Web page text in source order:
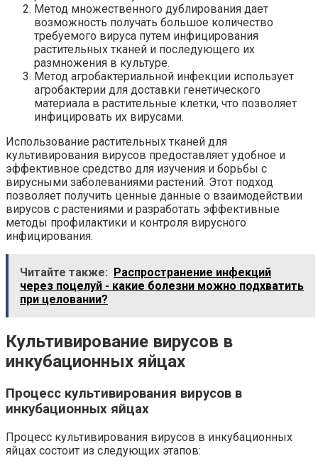
Метод множественного дублирования дает
возможность получать большое количество
требуемого вируса путем инфицирования
растительных тканей и последующего их
размножения в культуре.
Метод агробактериальной инфекции использует
агробактерии для доставки генетического
материала в растительные клетки, что позволяет
инфицировать их вирусами.
Использование растительных тканей для
культивирования вирусов предоставляет удобное и
эффективное средство для изучения и борьбы с
вирусными заболеваниями растений. Этот подход
позволяет получить ценные данные о взаимодействии
вирусов с растениями и разработать эффективные
методы профилактики и контроля вирусного
инфицирования.
Читайте также: Распространение инфекций
через поцелуй - какие болезни можно подхватить
при целовании?
Культивирование вирусов в
инкубационных яйцах
Процесс культивирования вирусов в
инкубационных яйцах
Процесс культивирования вирусов в инкубационных
яйцах состоит из следующих этапов: